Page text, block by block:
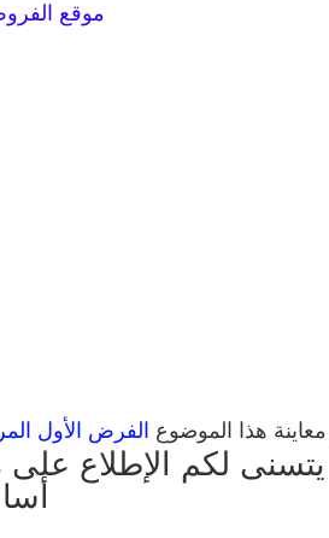
موقع
هذا الموضوع الفرض الأول
يتسنى لكم الإطلاع على